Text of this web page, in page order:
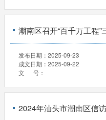
潮南区召开“百千万工程
发布日期： 2025-09-23
成文日期： 2025-09-22
文 号：
2024年汕头市潮南区信